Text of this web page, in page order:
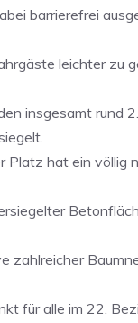
barrierefrei
leichter zu
insgesamt rund
Platz hat ein völlig
zahlreicher
für alle im 22.